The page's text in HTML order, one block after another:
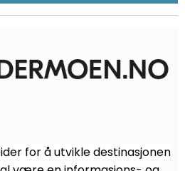
for å utvikle destinasjonen